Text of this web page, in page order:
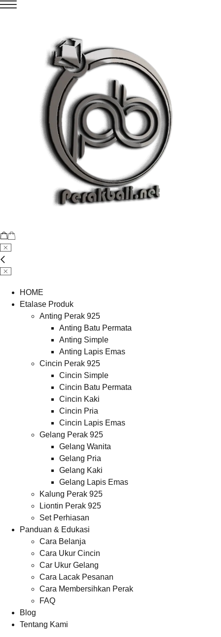
HOME
Etalase Produk
Anting Perak 925
Anting Batu Permata
Anting Simple
Anting Lapis Emas
Cincin Perak 925
Cincin Simple
Cincin Batu Permata
Cincin Kaki
Cincin Pria
Cincin Lapis Emas
Gelang Perak 925
Gelang Wanita
Gelang Pria
Gelang Kaki
Gelang Lapis Emas
Kalung Perak 925
Liontin Perak 925
Set Perhiasan
Panduan & Edukasi
Cara Belanja
Cara Ukur Cincin
Car Ukur Gelang
Cara Lacak Pesanan
Cara Membersihkan Perak
FAQ
Blog
Tentang Kami